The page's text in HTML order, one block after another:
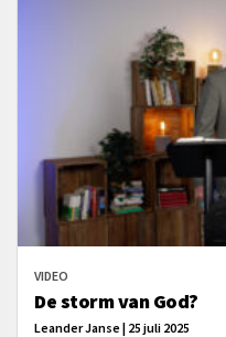
VIDEO
De storm van God?
Leander Janse | 25 juli 2025